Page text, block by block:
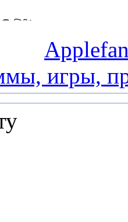
игры,